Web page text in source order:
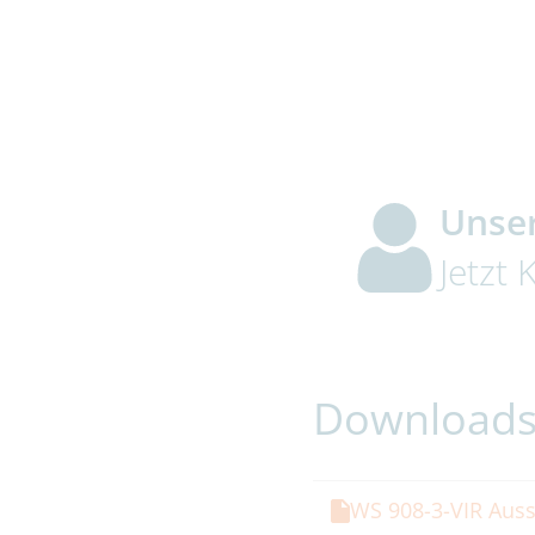
Betriebsspannung
Jetzt
Downloads
WS 908-3-VIR